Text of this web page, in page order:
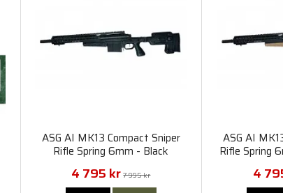
ASG AI MK13 Compact Sniper
Rifle Spring 6mm - Black
4 795 kr 7 995 kr
ASG AI
Rifle Spring
4